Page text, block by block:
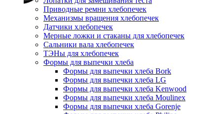
Приводные ремни хлебопечек
Механизмы вращения хлебопечек
Датчики хлебопечек
Мерные ложки и стаканы для хлебопечек
Сальники вала хлебопечек
ТЭНы для хлебопечек
Формы для выпечки хлеба
Формы для выпечки хлеба Bork
Формы для выпечки хлеба LG
Формы для выпечки хлеба Kenwood
Формы для выпечки хлеба Moulinex
Формы для выпечки хлеба Gorenje